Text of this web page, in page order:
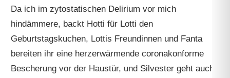
Da ich im zytostatischen Delirium vor mich
hindämmere, backt Hotti für Lotti den
Geburtstagskuchen, Lottis Freundinnen und Fanta
bereiten ihr eine herzerwärmende coronakonforme
Bescherung vor der Haustür, und Silvester geht auch